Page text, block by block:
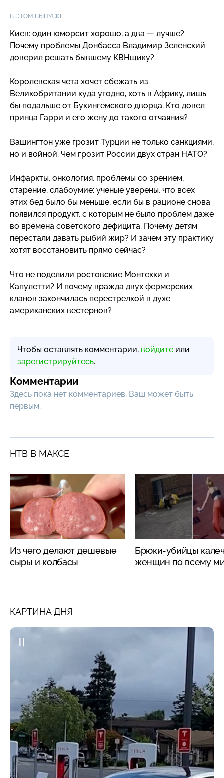
В ЭТОМ ВЫПУСКЕ:
Киев: один юморсит хорошо, а два — лучше?
Почему проблемы Донбасса Владимир Зеленский
доверил решать бывшему КВНщику?
Королевская чета хочет сбежать из
Великобритании куда угодно, хоть в Африку, лишь
бы подальше от Букингемского дворца. Кто довел
принца Гарри и его жену до такого отчаяния?
Вашингтон уже грозит Турции не только санкциями,
но и войной. Чем грозит России двух стран НАТО?
Инфаркты, онкология, проблемы со зрением,
старение, слабоумие: ученые уверены, что всех
этих бед было бы меньше, если бы в рационе снова
появился продукт, с которым не было проблем даже
во времена советского дефицита. Почему детям
перестали давать рыбий жир? И зачем эту практику
хотят восстановить прямо сейчас?
Что не поделили ростовские Монтекки и
Капулетти? И почему вражда двух фермерских
кланов закончилась перестрелкой в духе
американских вестернов?
Чтобы оставлять комментарии, войдите или
зарегистрируйтесь.
Комментарии
Здесь пока нет комментариев, Ваш может быть
первым.
НТВ В МАКСЕ
Из чего делают дешевые
сыры и колбасы
Брюки-убийцы
женщин по всему
КАРТИНА ДНЯ